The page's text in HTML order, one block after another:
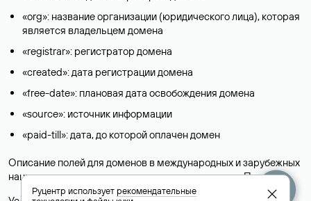
«org»: название организации (юридического лица), которая
является владельцем домена
«registrar»: регистратор домена
«created»: дата регистрации домена
«free-date»: плановая дата освобождения домена
«source»: источник информации
«paid-till»: дата, до которой оплачен домен
Описание полей для доменов в международных и зарубежных
национальных доменах представлены в разделе «Помощь».
Руцентр используетрекомендательные